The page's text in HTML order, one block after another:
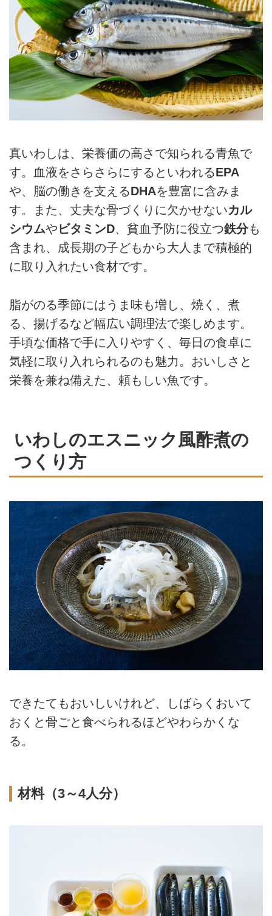
真いわしは、栄養価の高さで知られる青魚で
す。血液をさらさらにするといわれるEPA
や、脳の働きを支えるDHAを豊富に含みま
す。また、丈夫な骨づくりに欠かせないカル
シウムやビタミンD、貧血予防に役立つ鉄分も
含まれ、成長期の子どもから大人まで積極的
に取り入れたい食材です。
脂がのる季節にはうま味も増し、焼く、煮
る、揚げるなど幅広い調理法で楽しめます。
手頃な価格で手に入りやすく、毎日の食卓に
気軽に取り入れられるのも魅力。おいしさと
栄養を兼ね備えた、頼もしい魚です。
いわしのエスニック風酢煮の
つくり方
できたてもおいしいけれど、しばらくおいて
おくと骨ごと食べられるほどやわらかくな
る。
材料（3～4人分）